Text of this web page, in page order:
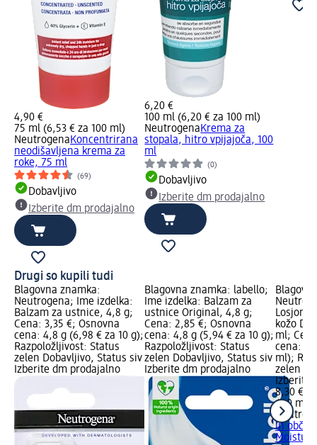
4,90 €
75 ml (6,53 € za 100 ml)
NeutrogenaKoncentrirana
neodišavljena krema za
roke, 75 ml
(69)
Dobavljivo
Izberite dm prodajalno
6,20 €
100 ml (6,20 € za 100 ml)
NeutrogenaKrema za
stopala, hitro vpijajoča, 100
ml
(0)
Dobavljivo
Izberite dm prodajalno
Drugi so kupili tudi
Blagovna znamka:
Neutrogena; Ime izdelka:
Balzam za ustnice, 4,8 g;
Cena: 3,35 €; Osnovna
cena: 4,8 g (6,98 € za 10 g);
Razpoložljivost: Status
zelen Dobavljivo, Status siv
Izberite dm prodajalno
Blagovna znamka: labello;
Ime izdelka: Balzam za
ustnice Original, 4,8 g;
Cena: 2,85 €; Osnovna
cena: 4,8 g (5,94 € za 10 g);
Razpoložljivost: Status
zelen Dobavljivo, Status siv
Izberite dm prodajalno
Losjon
kožo
ml;
cena:
ml);
zelen
Izberite
8,30 €
400 ml
in